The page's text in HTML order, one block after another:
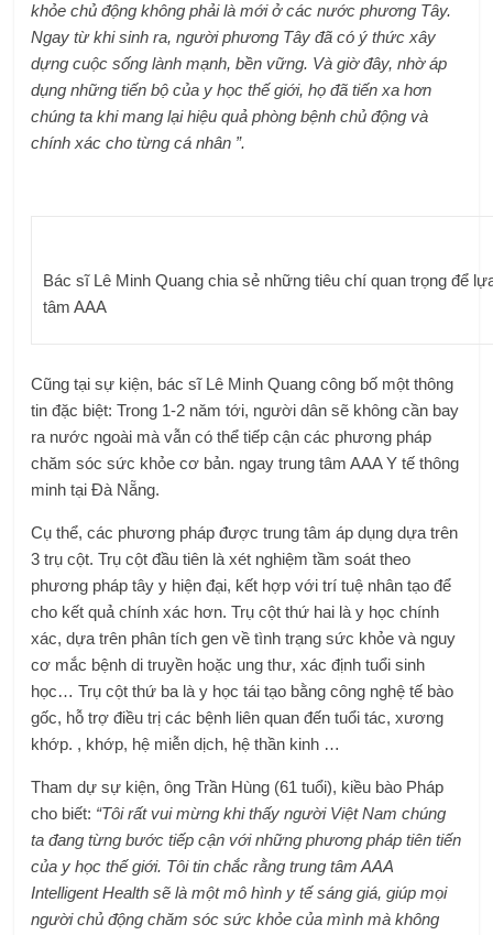
khỏe chủ động không phải là mới ở các nước phương Tây.
Ngay từ khi sinh ra, người phương Tây đã có ý thức xây
dựng cuộc sống lành mạnh, bền vững. Và giờ đây, nhờ áp
dụng những tiến bộ của y học thế giới, họ đã tiến xa hơn
chúng ta khi mang lại hiệu quả phòng bệnh chủ động và
chính xác cho từng cá nhân ”.
Bác sĩ Lê Minh Quang chia sẻ những tiêu chí quan trọng để
tâmAAA
Cũng tại sự kiện, bác sĩ Lê Minh Quang công bố một thông
tin đặc biệt: Trong 1-2 năm tới, người dân sẽ không cần bay
ra nước ngoài mà vẫn có thể tiếp cận các phương pháp
chăm sóc sức khỏe cơ bản. ngay trung tâmAAAY tế thông
minh tại Đà Nẵng.
Cụ thể, các phương pháp được trung tâm áp dụng dựa trên
3 trụ cột. Trụ cột đầu tiên là xét nghiệm tầm soát theo
phương pháp tây y hiện đại, kết hợp với trí tuệ nhân tạo để
cho kết quả chính xác hơn. Trụ cột thứ hai là y học chính
xác, dựa trên phân tích gen về tình trạng sức khỏe và nguy
cơ mắc bệnh di truyền hoặc ung thư, xác định tuổi sinh
học… Trụ cột thứ ba là y học tái tạo bằng công nghệ tế bào
gốc, hỗ trợ điều trị các bệnh liên quan đến tuổi tác, xương
khớp. , khớp, hệ miễn dịch, hệ thần kinh …
Tham dự sự kiện, ông Trần Hùng (61 tuổi), kiều bào Pháp
cho biết: “Tôi rất vui mừng khi thấy người Việt Nam chúng
ta đang từng bước tiếp cận với những phương pháp tiên tiến
của y học thế giới. Tôi tin chắc rằng trung tâmAAA
Intelligent Health sẽ là một mô hình y tế sáng giá, giúp mọi
người chủ động chăm sóc sức khỏe của mình mà không